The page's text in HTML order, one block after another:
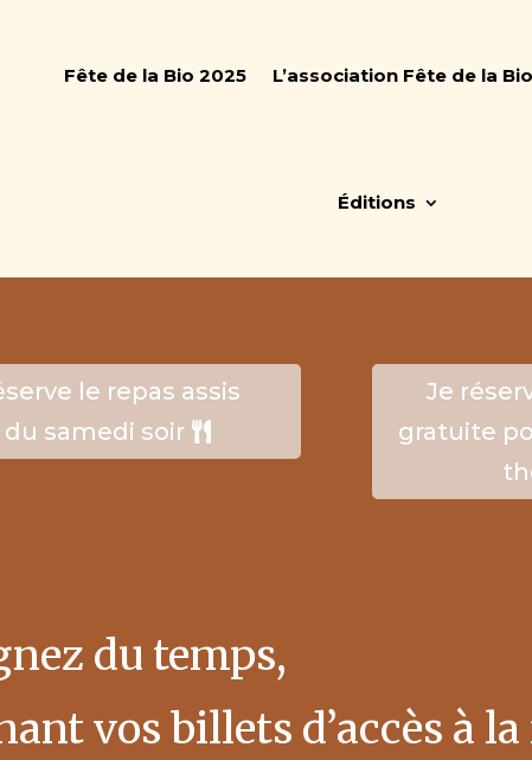
Fête de la Bio 2025 L’association Fête de la Bio
Éditions
le repas assis
du samedi soir
Je
gratuite
du temps,
vos billets d’accès à la